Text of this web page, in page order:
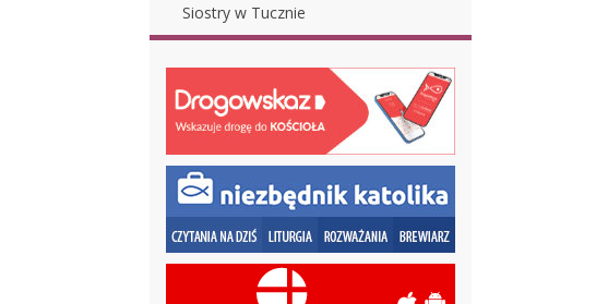
Siostry w Tucznie